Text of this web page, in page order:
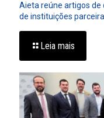
Aieta reúne artigos de
de instituições
Leia mais